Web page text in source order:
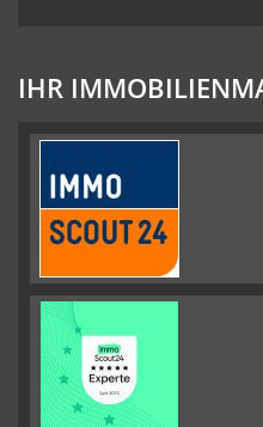
IHR